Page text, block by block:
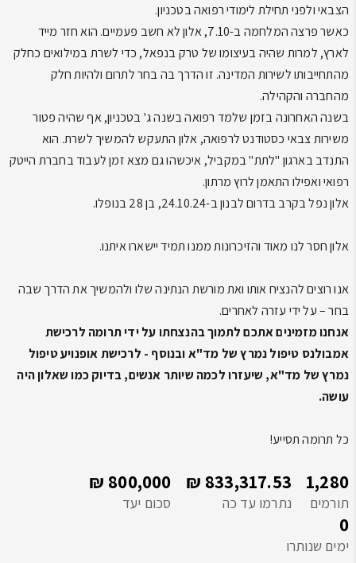
הצבאי ולפני תחילת לימודי רפואה בטכניון.
כאשר פרצה המלחמה ב-7.10, אלון לא חשב פעמיים. הוא חזר מייד
לארץ, למרות שהיה בעיצומו של טרק בנפאל, כדי לשרת במילואים כחלק
מהתחייבותו לשירות המדינה. זו הדרך בה בחר לתרום ולהיות חלק
מהחברה והקהילה.
בשנה האחרונה בזמן שלמד רפואה בשנה ג' בטכניון, אף שהיה פטור
משירות צבאי כסטודנט לרפואה, אלון התעקש להמשיך לשרת. הוא
התנדב בארגון "לתת" במקביל, איכשהו גם מצא זמן לעבוד בחברת הייטק
רפואי ואפילו התאמן לרוץ מרתון.
אלון נפל בקרב בדרום לבנון ב-24.10.24, בן 28 בנופלו.
אלון חסר לנו מאוד והזיכרונות ממנו תמיד יישארו איתנו.
אנו רוצים להנציח אותו ואת מורשת הנתינה שלו ולהמשיך את הדרך שבה
בחר – על ידי עזרה לאחרים.
אנחנו מזמינים אתכם לתמוך בהנצחתו על ידי תרומה לרכישת
אמבולנס טיפול נמרץ של מד"א ובנוסף - לרכישת אופנויע טיפול
נמרץ של מד"א, שיעזרו לכמה שיותר אנשים, בדיוק כמו שאלון היה
עושה.
כל תרומה תסייע!
1,280
תורמים
833,317.53 ₪
נתרמו עד כה
800,000 ₪
סכום יעד
0
ימים שנותרו